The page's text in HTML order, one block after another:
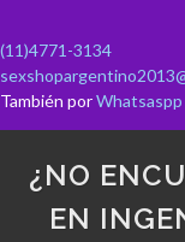
(11)4771-3134
También porWhatsaspp
¿NO
EN